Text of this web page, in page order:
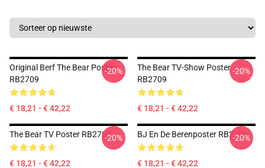
Original Berf The Bear Poster
RB2709
€ 18,21 - € 42,22
-20%
The Bear TV-Show Poster
RB2709
€ 18,21 - € 42,22
-20%
The Bear TV Poster RB2709
€ 18,21 - € 42,22
-20% BJ En De Berenposter RB2709
€ 18,21 - € 42,22
-20%